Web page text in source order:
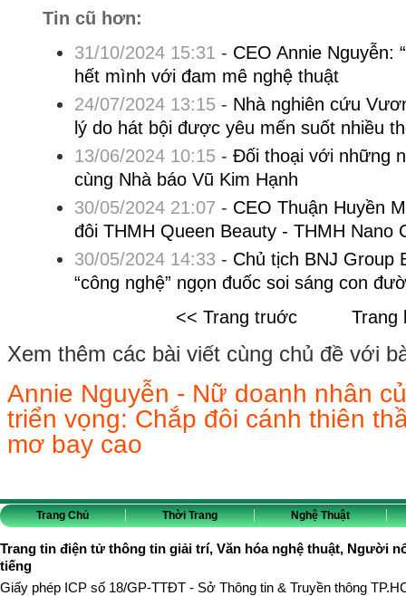
Tin cũ hơn:
31/10/2024 15:31 - CEO Annie Nguyễn:
hết mình với đam mê nghệ thuật
24/07/2024 13:15- Nhà nghiên cứu
lý do hát bội được yêu mến suốt nhiều
13/06/2024 10:15- Đối thoại với những
cùng Nhà báo Vũ Kim Hạnh
30/05/2024 21:07 - CEO Thuận Huyền
đôi THMH Queen Beauty - THMH Nano
30/05/2024 14:33 - Chủ tịch BNJ Group
“công nghệ” ngọn đuốc soi sáng con
<< Trang truớc
Trang
Xem thêm các bài viết cùng chủ đề với
Annie Nguyễn - Nữ doanh nhân
triển vọng: Chắp đôi cánh thiên
mơ bay cao
Trang Chủ Thời Trang Nghệ Thuật
Trang tin điện tử thông tin giải trí, Văn hóa nghệ thuật, Người
tiếng
Giấy phép ICP số 18/GP-TTĐT - Sở Thông tin & Truyền thông